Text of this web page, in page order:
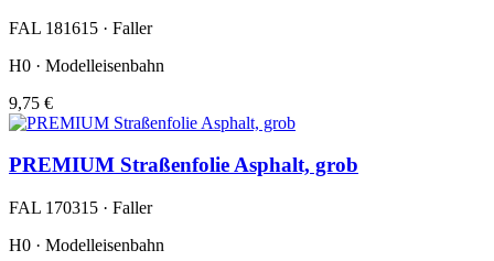
FAL 181615 · Faller
H0 · Modelleisenbahn
9,75 €
PREMIUM Straßenfolie Asphalt, grob
FAL 170315 · Faller
H0 · Modelleisenbahn